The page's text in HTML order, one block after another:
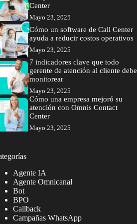
Center
Mayo 23, 2025
Cómo un software de Call Center
ayuda a reducir costos operativos
Mayo 23, 2025
7 indicadores clave que todo
gerente de atención al cliente debe
monitorear
Mayo 23, 2025
Cómo una empresa mejoró su
atención con Omnis Contact
Center
Mayo 23, 2025
Agente IA
Agente Omnicanal
Bot
BPO
Callback
Campañas WhatsApp